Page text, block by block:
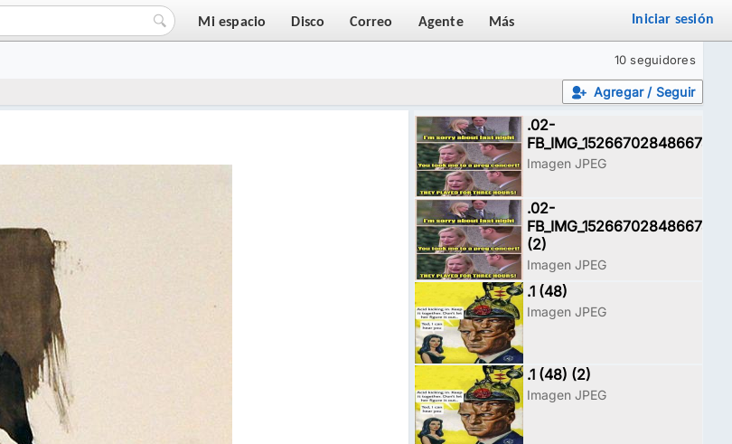
Mi espacio Disco Correo Agente Más Iniciar sesión
10 seguidores
Agregar / Seguir
.02-
FB_IMG_15266702848667468
Imagen JPEG
.02-
FB_IMG_15266702848667468
(2)
Imagen JPEG
.1 (48)
Imagen JPEG
.1 (48) (2)
Imagen JPEG